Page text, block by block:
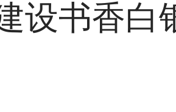
设书香白